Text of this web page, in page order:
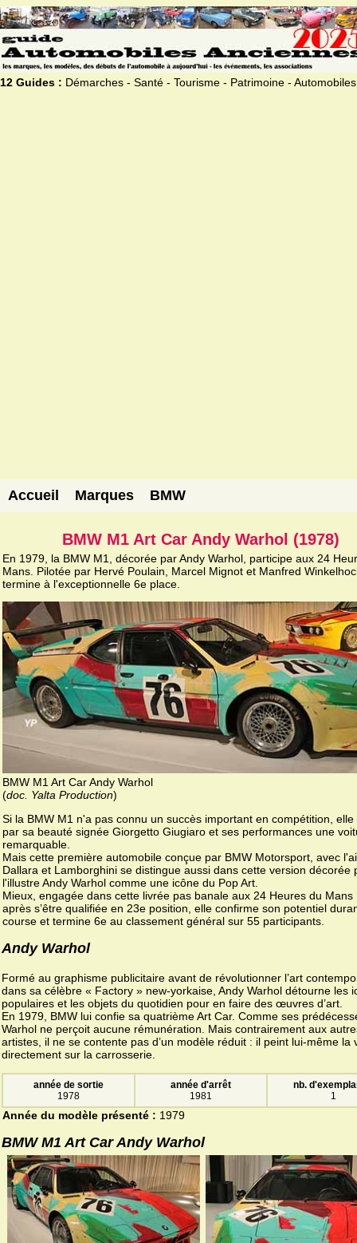
12 Guides : Démarches - Santé - Tourisme - Patrimoine - Automobiles
Accueil Marques BMW
BMW M1 Art Car Andy Warhol (1978)
En 1979, la BMW M1, décorée par Andy Warhol, participe aux 24
Mans. Pilotée par Hervé Poulain, Marcel Mignot et Manfred
termine à l'exceptionnelle 6e place.
BMW M1 Art Car Andy Warhol
(doc. Yalta Production)
Si la BMW M1 n'a pas connu un succès important en compétition, elle
par sa beauté signée Giorgetto Giugiaro et ses performances une
remarquable.
Mais cette première automobile conçue par BMW Motorsport, avec
Dallara et Lamborghini se distingue aussi dans cette version décorée
l'illustre Andy Warhol comme une icône du Pop Art.
Mieux, engagée dans cette livrée pas banale aux 24 Heures du Mans
après s’être qualifiée en 23e position, elle confirme son potentiel
course et termine 6e au classement général sur 55 participants.
Andy Warhol
Formé au graphisme publicitaire avant de révolutionner l’art
dans sa célèbre « Factory » new-yorkaise, Andy Warhol détourne les
populaires et les objets du quotidien pour en faire des œuvres d’art.
En 1979, BMW lui confie sa quatrième Art Car. Comme ses
Warhol ne perçoit aucune rémunération. Mais contrairement aux
artistes, il ne se contente pas d’un modèle réduit : il peint lui-même la
directement sur la carrosserie.
année de sortie
1978
année d'arrêt
1981
nb.
1
Année du modèle présenté : 1979
BMW M1 Art Car Andy Warhol